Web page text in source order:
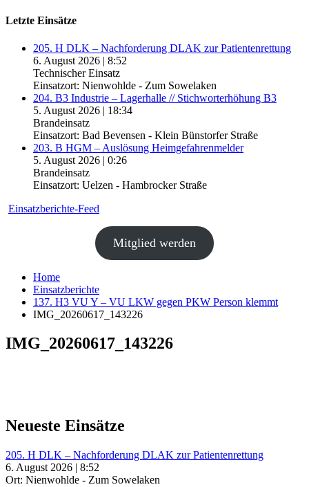
Letzte Einsätze
205. H DLK – Nachforderung DLAK zur Patientenrettung
6. August 2026 | 8:52
Technischer Einsatz
Einsatzort: Nienwohlde - Zum Sowelaken
204. B3 Industrie – Lagerhalle // Stichworterhöhung B3
5. August 2026 | 18:34
Brandeinsatz
Einsatzort: Bad Bevensen - Klein Bünstorfer Straße
203. B HGM – Auslösung Heimgefahrenmelder
5. August 2026 | 0:26
Brandeinsatz
Einsatzort: Uelzen - Hambrocker Straße
Einsatzberichte-Feed
Mitglied werden
Home
Einsatzberichte
137. H3 VU Y – VU LKW gegen PKW Person klemmt
IMG_20260617_143226
IMG_20260617_143226
Neueste Einsätze
205. H DLK – Nachforderung DLAK zur Patientenrettung
6. August 2026 | 8:52
Ort: Nienwohlde - Zum Sowelaken